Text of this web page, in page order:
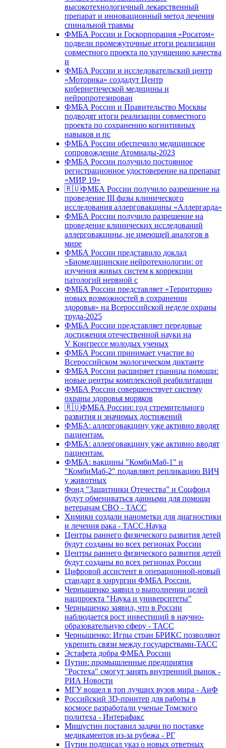
высокотехнологичный лекарственный
препарат и инновационный метод лечения
спинальной травмы
ФМБА России и Госкорпорация «Росатом»
подвели промежуточные итоги реализации
совместного проекта по улучшению качества
и
ФМБА России и исследовательский центр
«Моторика» создадут Центр
кибернетической медицины и
нейропротезирован
ФМБА России и Правительство Москвы
подводят итоги реализации совместного
проекта по сохранению когнитивных
навыков и пс
ФМБА России обеспечило медицинское
сопровождение Атомиады-2023
ФМБА России получило постоянное
регистрационное удостоверение на препарат
«МИР 19»
🇷🇺ФМБА России получило разрешение на
проведение III фазы клинического
исследования аллерговакцины «Аллергарда»
ФМБА России получило разрешение на
проведение клинических исследований
аллерговакцины, не имеющей аналогов в
мире
ФМБА России представило доклад
«Биомедицинские нейротехнологии: от
изучения живых систем к коррекции
патологий нервной с
ФМБА России представляет «Территорию
новых возможностей в сохранении
здоровья» на Всероссийской неделе охраны
труда-2025
ФМБА России представляет передовые
достижения отечественной науки на
V Конгрессе молодых ученых
ФМБА России принимает участие во
Всероссийском экологическом диктанте
ФМБА России расширяет границы помощи:
новые центры комплексной реабилитации
ФМБА России совершенствует систему
охраны здоровья моряков
🇷🇺ФМБА России: год стремительного
развития и значимых достижений
ФМБА: аллерговакцину уже активно вводят
пациентам.
ФМБА: аллерговакцину уже активно вводят
пациентам.
ФМБА: вакцины "КомбиМаб-1" и
"КомбиМаб-2" подавляют репликацию ВИЧ
у животных
Фонд "Защитники Отечества" и Соцфонд
будут обмениваться данными для помощи
ветеранам СВО - ТАСС
Химики создали нанометки для диагностики
и лечения рака - ТАСС.Наука
Центры раннего физического развития детей
будут созданы во всех регионах России
Центры раннего физического развития детей
будут созданы во всех регионах России
Цифровой ассистент в операционной-новый
стандарт в хирургии ФМБА России.
Чернышенко заявил о выполнении целей
нацпроекта "Наука и университеты"
Чернышенко заявил, что в России
наблюдается рост инвестиций в научно-
образовательную сферу - ТАСС
Чернышенко: Игры стран БРИКС позволяют
укрепить связи между государствами-ТАСС
Эстафета добра ФМБА России
Путин: промышленные предприятия
"Ростеха" смогут занять внутренний рынок -
РИА Новости
МГУ вошел в топ лучших вузов мира - АиФ
Российский 3D-принтер для работы в
космосе разработали ученые Томского
политеха - Интерафакс
Мишустин поставил задачи по поставке
медикаментов из-за рубежа - РГ
Путин подписал указ о новых ответных